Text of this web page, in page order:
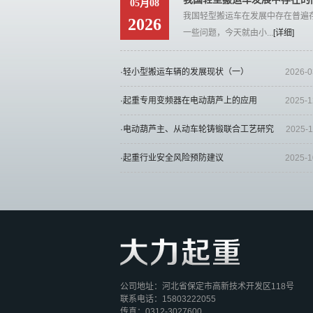
05月08
2026
我国轻型搬运车在发展中存在普遍
一些问题，今天就由小...[详细]
2026-
·轻小型搬运车辆的发展现状（一）
2025-
·起重专用变频器在电动葫芦上的应用
2025-
·电动葫芦主、从动车轮铸锻联合工艺研究
2025-
·起重行业安全风险预防建议
公司地址：河北省保定市高新技术开发区118号
联系电话：15803222055